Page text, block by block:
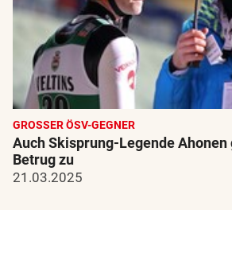
GROSSER ÖSV-GEGNER
Auch Skisprung-Legende Ahonen
Betrug zu
21.03.2025